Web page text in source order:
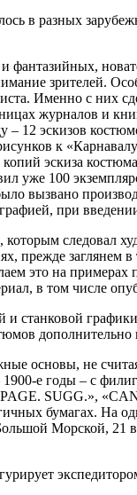
в разных
фантазийных,
зрителей.
Именно с них
журналов и
12 эскизов
к
эскиза
уже 100
вызвано
при
следовал
прежде заглянем
это на
в том числе
станковой
основы, не
е годы – с
SUGG.», «
бумагах. На
Морской, 21